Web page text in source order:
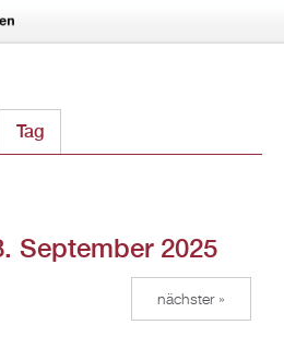
Tag
September 2025
nächster »